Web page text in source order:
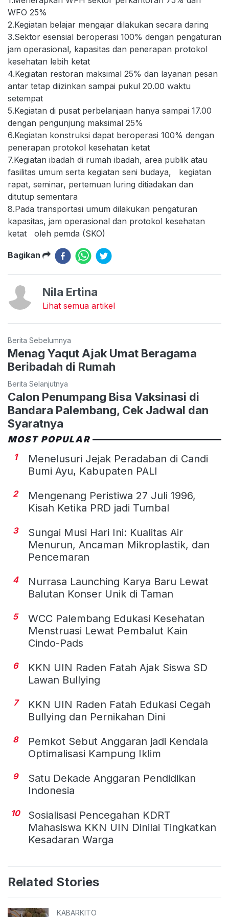
WFO 25%
2.Kegiatan belajar mengajar dilakukan secara daring
3.Sektor esensial beroperasi 100% dengan pengaturan
jam operasional, kapasitas dan penerapan protokol
kesehatan lebih ketat
4.Kegiatan restoran maksimal 25% dan layanan pesan
antar tetap diizinkan sampai pukul 20.00 waktu
setempat
5.Kegiatan di pusat perbelanjaan hanya sampai 17.00
dengan pengunjung maksimal 25%
6.Kegiatan konstruksi dapat beroperasi 100% dengan
penerapan protokol kesehatan ketat
7.Kegiatan ibadah di rumah ibadah, area publik atau
fasilitas umum serta kegiatan seni budaya, kegiatan
rapat, seminar, pertemuan luring ditiadakan dan
ditutup sementara
8.Pada transportasi umum dilakukan pengaturan
kapasitas, jam operasional dan protokol kesehatan
ketat oleh pemda (SKO)
Bagikan
Nila Ertina
Lihat semua artikel
Berita Sebelumnya
Menag Yaqut Ajak Umat Beragama
Beribadah di Rumah
Berita Selanjutnya
Calon Penumpang Bisa Vaksinasi di
Bandara Palembang, Cek Jadwal dan
Syaratnya
MOST POPULAR
1
Menelusuri Jejak Peradaban di Candi
Bumi Ayu, Kabupaten PALI
2
Mengenang Peristiwa 27 Juli 1996,
Kisah Ketika PRD jadi Tumbal
3
Sungai Musi Hari Ini: Kualitas Air
Menurun, Ancaman Mikroplastik, dan
Pencemaran
4
Nurrasa Launching Karya Baru Lewat
Balutan Konser Unik di Taman
5
WCC Palembang Edukasi Kesehatan
Menstruasi Lewat Pembalut Kain
Cindo-Pads
6
KKN UIN Raden Fatah Ajak Siswa SD
Lawan Bullying
7
KKN UIN Raden Fatah Edukasi Cegah
Bullying dan Pernikahan Dini
8
Pemkot Sebut Anggaran jadi Kendala
Optimalisasi Kampung Iklim
9
Satu Dekade Anggaran Pendidikan
Indonesia
10
Sosialisasi Pencegahan KDRT
Mahasiswa KKN UIN Dinilai Tingkatkan
Kesadaran Warga
Related Stories
KABARKITO